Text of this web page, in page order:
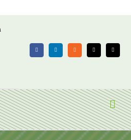
FacebookLinkedIn Rss X Email